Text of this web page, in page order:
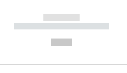
------------
----------- ----------- --------